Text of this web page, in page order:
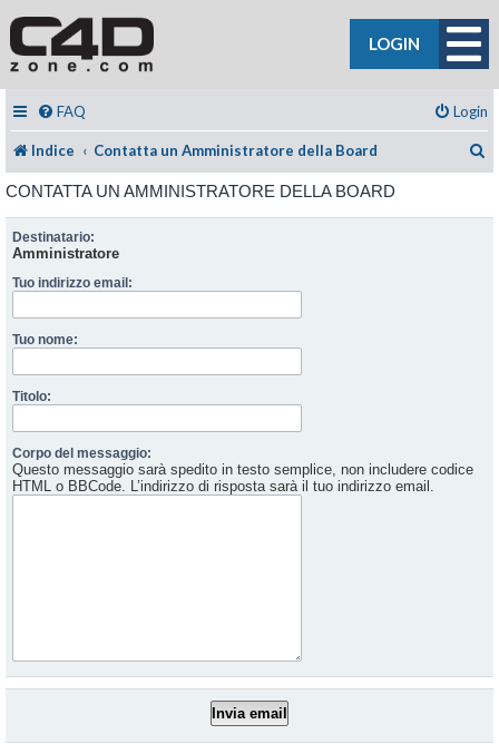
LOGIN
FAQ Login
Indice Contatta un Amministratore della Board
CONTATTA UN AMMINISTRATORE DELLA BOARD
Destinatario:
Amministratore
Tuo indirizzo email:
Tuo nome:
Titolo:
Corpo del messaggio:
Questo messaggio sarà spedito in testo semplice, non includere codice
HTML o BBCode. L’indirizzo di risposta sarà il tuo indirizzo email.